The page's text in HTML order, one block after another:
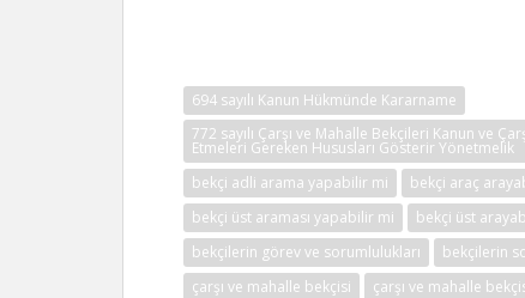
694 sayılı Kanun Hükmünde Kararname
772 sayılı Çarşı ve Mahalle Bekçileri Kanun ve
Etmeleri Gereken Hususları Gösterir Yönetmelik
bekçi adli arama yapabilir mi
bekçi araç
bekçi üst araması yapabilir mi
bekçi üst
bekçilerin görev ve sorumlulukları
bekçilerin
çarşı ve mahalle bekçisi
çarşı ve mahalle